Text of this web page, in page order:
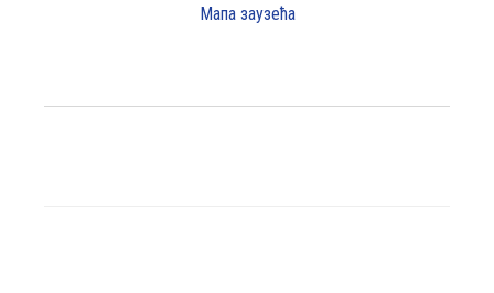
Мапа заузећа